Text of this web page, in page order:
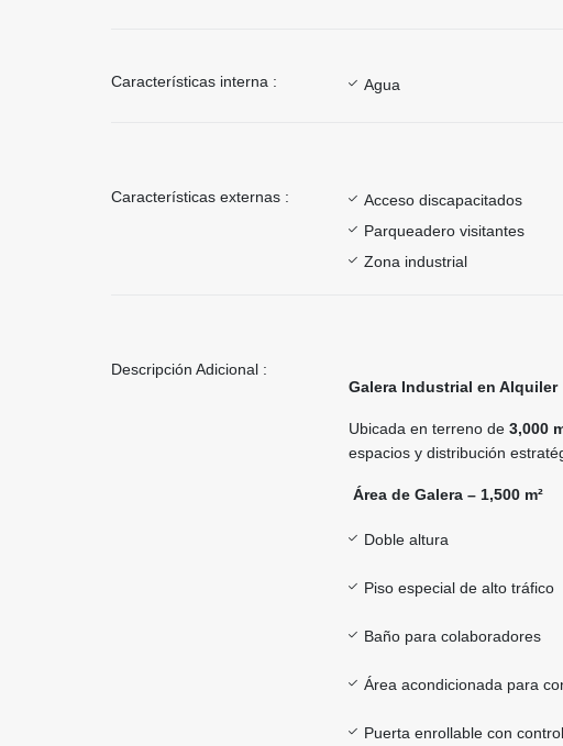
Características interna : Agua
Características externas : Acceso discapacitados
Parqueadero visitantes
Zona industrial
Descripción Adicional :
Galera Industrial en Alquiler
Ubicada en terreno de 3,000
espacios y distribución
Área de Galera – 1,500 m²
Doble altura
Piso especial de alto tráfico
Baño para colaboradores
Área acondicionada para
Puerta enrollable con